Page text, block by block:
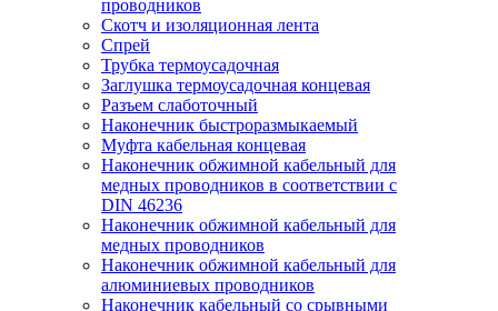
проводников
Скотч и изоляционная лента
Спрей
Трубка термоусадочная
Заглушка термоусадочная концевая
Разъем слаботочный
Наконечник быстроразмыкаемый
Муфта кабельная концевая
Наконечник обжимной кабельный для
медных проводников в соответствии с
DIN 46236
Наконечник обжимной кабельный для
медных проводников
Наконечник обжимной кабельный для
алюминиевых проводников
Наконечник кабельный со срывными